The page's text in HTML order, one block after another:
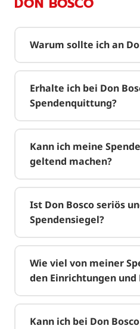
Warum sollte ich an
Erhalte ich bei Don
Spendenquittung?
Kann ich meine
geltend machen?
Ist Don Bosco seriös
Spendensiegel?
Wie viel von meiner
den Einrichtungen
Kann ich bei Don